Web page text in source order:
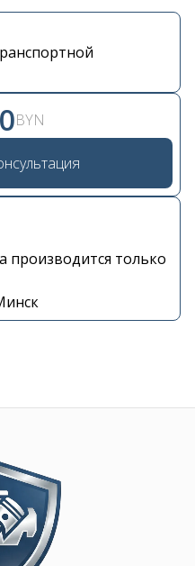
BYN
производится только